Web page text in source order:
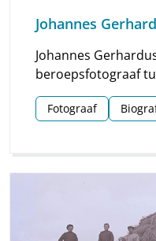
Johannes
Johannes
beroepsfotograaf
maakte vooral
streek ook
Fotograaf